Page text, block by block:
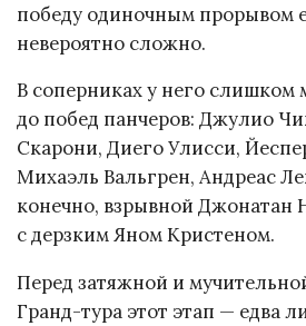
победу одиночным прорывом
невероятно сложно.
В соперниках у него слишком
до побед панчеров: Джулио
Скарони, Диего Улисси,
Михаэль Вальгрен, Андреас
конечно, взрывной Джонатан
с дерзким Яном Кристеном.
Перед затяжной и
Гранд-тура этот этап — едва